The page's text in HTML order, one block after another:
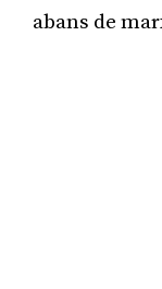
abans de